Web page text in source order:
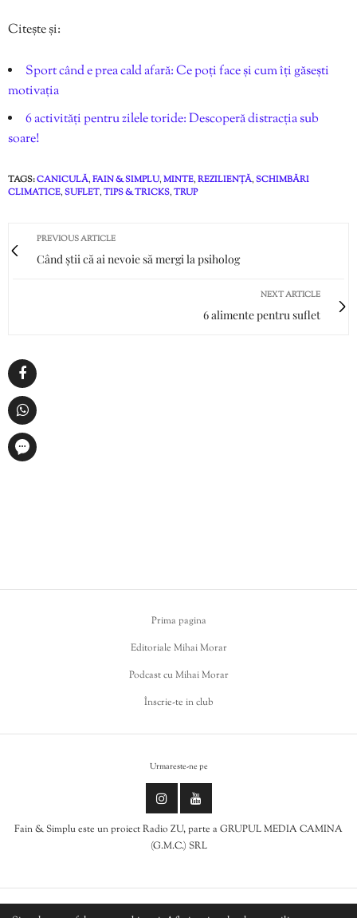
Citește și:
Sport când e prea cald afară: Ce poți face și cum îți găsești
motivația
6 activități pentru zilele toride: Descoperă distracția sub
soare!
TAGS:CANICULĂ,FAIN & SIMPLU,MINTE,REZILIENȚĂ,SCHIMBĂRI
CLIMATICE,SUFLET,TIPS & TRICKS,TRUP
PREVIOUS ARTICLE
Când știi că ai nevoie să mergi la psiholog
NEXT ARTICLE
6 alimente pentru suflet
Prima pagina
Editoriale Mihai Morar
Podcast cu Mihai Morar
Înscrie-te in club
Urmareste-ne pe
Fain & Simplu este un proiect Radio ZU, parte a GRUPUL MEDIA CAMINA
(G.M.C.) SRL